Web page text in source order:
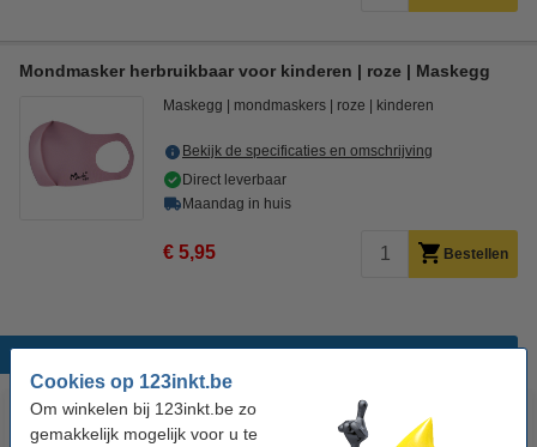
Cookies op 123inkt.be
Om winkelen bij 123inkt.be zo
gemakkelijk mogelijk voor u te
Mondmasker herbruikbaar voor kinderen | roze | Maskegg
Maskegg mondmaskers roze kinderen
Bekijk de specificaties en omschrijving
Direct leverbaar
Maandag in huis
€ 5,95 Bestellen
Populaire producten